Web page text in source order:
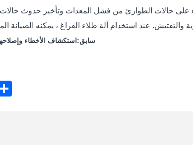
على حالات الطوارئ من فشل المعدات وتأخير حدوث
والتفتيش. عند استخدام آلة طلاء الفراغ ، يمكنه
سابق: استكشاف الأخطاء